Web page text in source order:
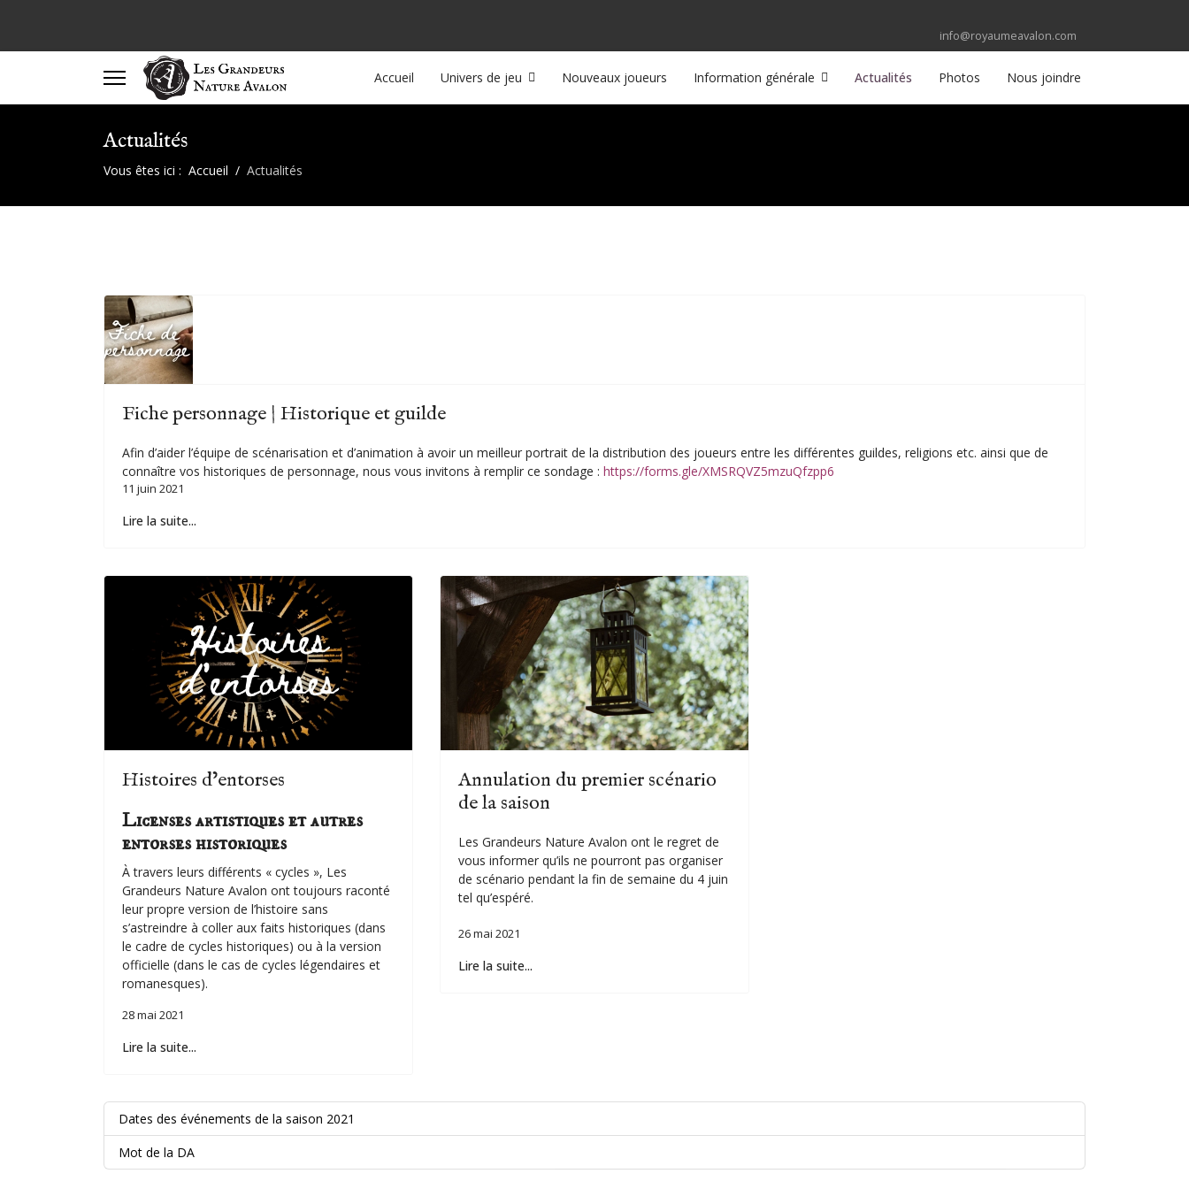
info@royaumeavalon.com
Accueil Univers de jeu Nouveaux joueurs Information générale Actualités Photos Nous joindre
Actualités
Vous êtes ici : Accueil Actualités
Fiche personnage | Historique et guilde
Afin d’aider l’équipe de scénarisation et d’animation à avoir un meilleur portrait de la distribution des joueurs entre les différentes guildes, religions etc. ainsi que de
connaître vos historiques de personnage, nous vous invitons à remplir ce sondage : https://forms.gle/XMSRQVZ5mzuQfzpp6
11 juin 2021
Lire la suite...
Histoires d’entorses
Licenses artistiques et autres
entorses historiques
À travers leurs différents « cycles », Les
Grandeurs Nature Avalon ont toujours raconté
leur propre version de l’histoire sans
s’astreindre à coller aux faits historiques (dans
le cadre de cycles historiques) ou à la version
officielle (dans le cas de cycles légendaires et
romanesques).
28 mai 2021
Lire la suite...
Annulation du premier scénario
de la saison
Les Grandeurs Nature Avalon ont le regret de
vous informer qu’ils ne pourront pas organiser
de scénario pendant la fin de semaine du 4 juin
tel qu’espéré.
26 mai 2021
Lire la suite...
Dates des événements de la saison 2021
Mot de la DA